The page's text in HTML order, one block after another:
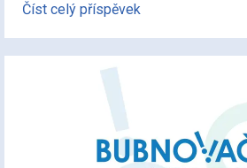
Číst celý příspěvek